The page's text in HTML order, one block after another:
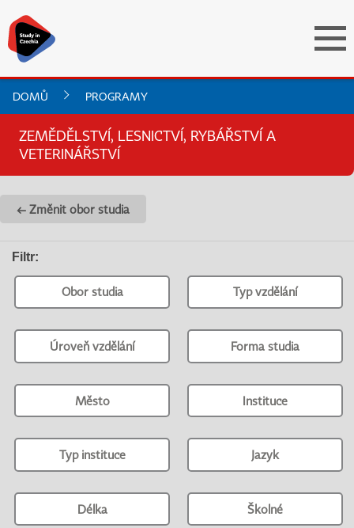
DOMŮ PROGRAMY
ZEMĚDĚLSTVÍ, LESNICTVÍ, RYBÁŘSTVÍ A
VETERINÁŘSTVÍ
← Změnit obor studia
Filtr:
Obor studia Typ vzdělání
Úroveň vzdělání Forma studia
Město Instituce
Typ instituce Jazyk
Délka Školné